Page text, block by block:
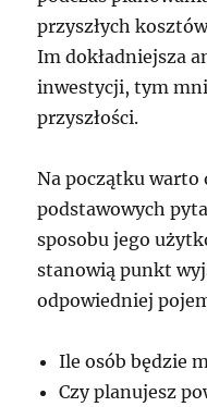
przyszłych
Im dokładniejsza
inwestycji, tym
przyszłości.
Na początku warto
podstawowych
sposobu jego
stanowią punkt
odpowiedniej
Ile osób będzie
Czy planujesz